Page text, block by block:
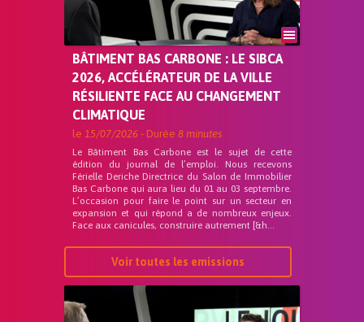
BÂTIMENT BAS CARBONE : LE SIBCA
2026, ACCÉLÉRATEUR DE LA VILLE
RÉSILIENTE FACE AU CHANGEMENT
CLIMATIQUE
le 15/07/2026 - Durée 8 minutes
Le Bâtiment Bas Carbone est le sujet de cette
édition du journal de l’emploi. Nous recevons
Férielle Deriche Directrice du Salon de Immobilier
Bas Carbone qui aura lieu du 01 au 03 septembre.
L’occasion pour faire le point sur un secteur en
expansion et qui répond a de nombreux enjeux.
Face aux canicules, construire autrement [&h...
Voir toutes les emissions